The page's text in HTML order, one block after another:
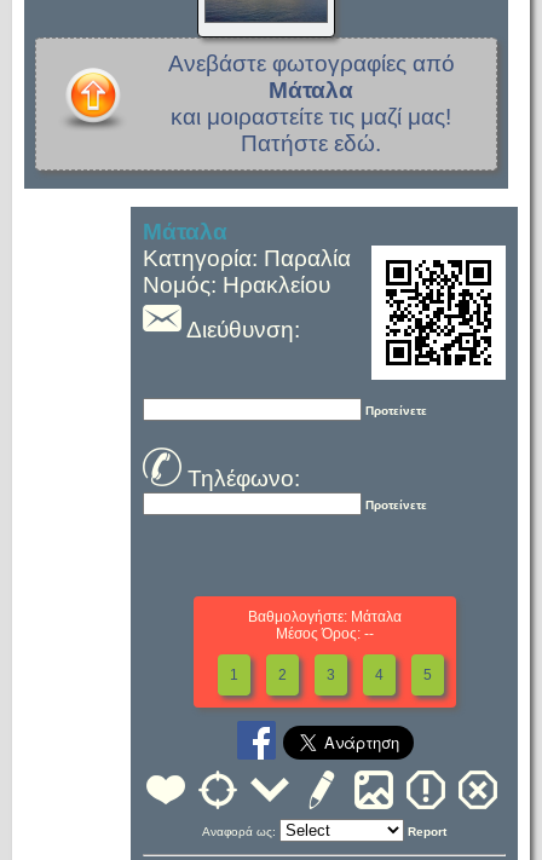
Ανεβάστε φωτογραφίες από
Μάταλα
και μοιραστείτε τις μαζί μας!
Πατήστε εδώ.
Μάταλα
Κατηγορία: Παραλία
Νομός: Ηρακλείου
Διεύθυνση:
Προτείνετε
Τηλέφωνο:
Προτείνετε
Βαθμολογήστε: Μάταλα
Μέσος Όρος: --
1 2 3 4 5
Αναφορά ως: Report